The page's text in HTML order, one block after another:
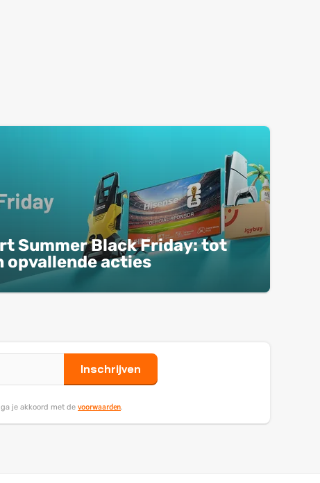
Summer Black Friday: tot
opvallende acties
Inschrijven
je akkoord met de voorwaarden.